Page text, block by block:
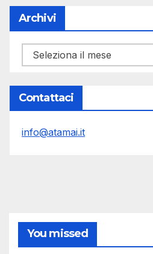
Archivi
Archivi
Contattaci
info@atamai.it
You missed